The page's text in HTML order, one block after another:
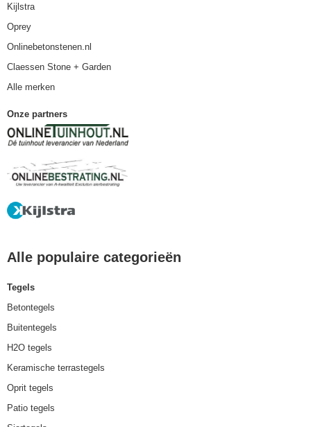
Kijlstra
Oprey
Onlinebetonstenen.nl
Claessen Stone + Garden
Alle merken
Onze partners
Alle populaire categorieën
Tegels
Betontegels
Buitentegels
H2O tegels
Keramische terrastegels
Oprit tegels
Patio tegels